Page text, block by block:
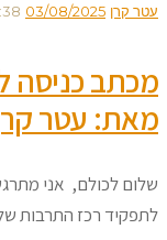
עטר קרן 03/08/2025
מכתב כניסה
מאת: עטר
שלום לכולם, אני
לתפקיד רכז התרבות